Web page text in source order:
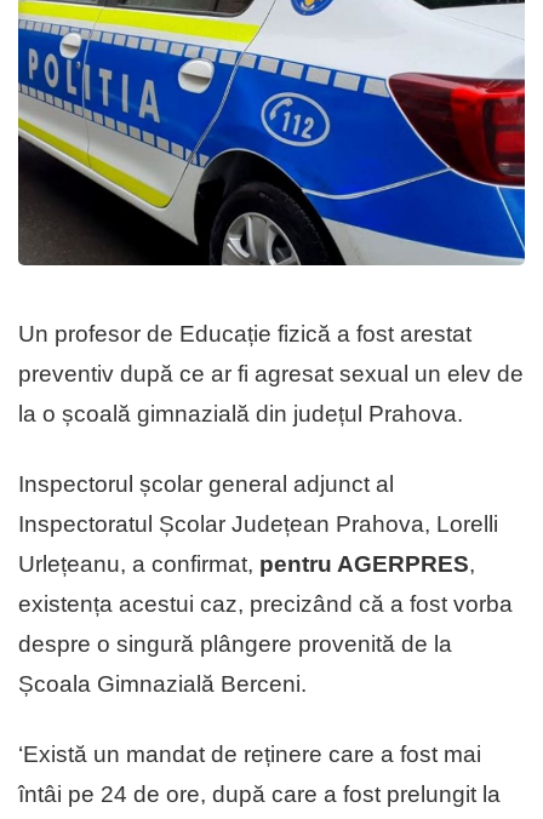
Un profesor de Educație fizică a fost arestat
preventiv după ce ar fi agresat sexual un elev de
la o școală gimnazială din județul Prahova.
Inspectorul școlar general adjunct al
Inspectoratul Școlar Județean Prahova, Lorelli
Urlețeanu, a confirmat, pentru AGERPRES,
existența acestui caz, precizând că a fost vorba
despre o singură plângere provenită de la
Școala Gimnazială Berceni.
‘Există un mandat de reținere care a fost mai
întâi pe 24 de ore, după care a fost prelungit la